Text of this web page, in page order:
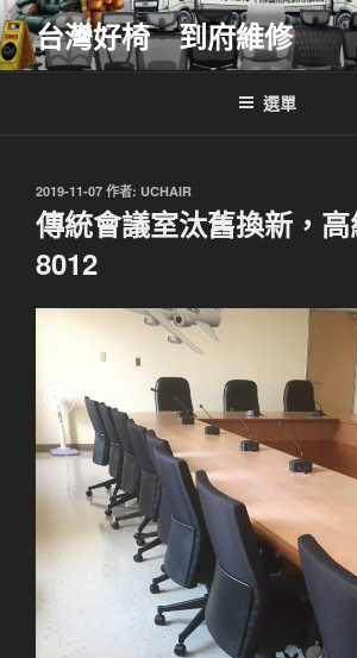
跳
至
主
台灣好椅 到府維修
選單
發
佈
於
2019-11-07 作者: UCHAIR
傳統會議室汰舊換新，
8012